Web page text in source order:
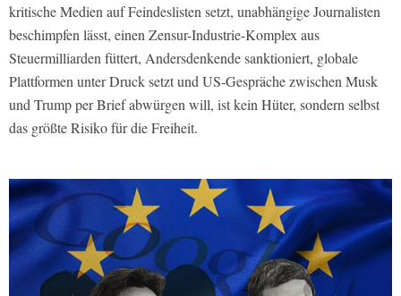
kritische Medien auf Feindeslisten setzt, unabhängige Journalisten
beschimpfen lässt, einen Zensur-Industrie-Komplex aus
Steuermilliarden füttert, Andersdenkende sanktioniert, globale
Plattformen unter Druck setzt und US-Gespräche zwischen Musk
und Trump per Brief abwürgen will, ist kein Hüter, sondern selbst
das größte Risiko für die Freiheit.